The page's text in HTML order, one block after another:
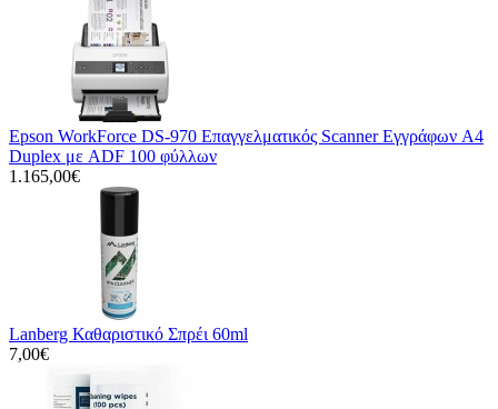
Epson WorkForce DS-970 Επαγγελματικός Scanner Εγγράφων A4
Duplex με ADF 100 φύλλων
1.165,00€
Lanberg Καθαριστικό Σπρέι 60ml
7,00€